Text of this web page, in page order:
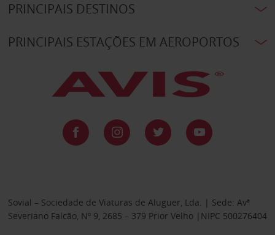
PRINCIPAIS DESTINOS
PRINCIPAIS ESTAÇÕES EM AEROPORTOS
Sovial – Sociedade de Viaturas de Aluguer, Lda. | Sede: Avª
Severiano Falcão, Nº 9, 2685 – 379 Prior Velho |NIPC 500276404